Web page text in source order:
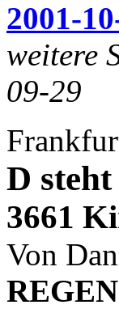
2001-
weitere
09-29
D
3661
Von